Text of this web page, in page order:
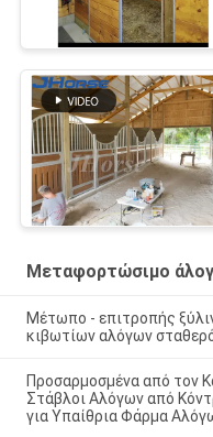
Μεταφορτώσιμο
Μέτωπο - επιτροπής
κιβωτίων αλόγων
Προσαρμοσμένα από τον
Στάβλοι Αλόγων από
για Υπαίθρια Φάρμα